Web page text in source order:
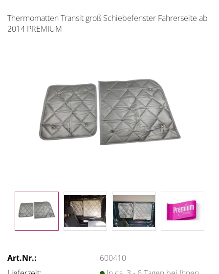
Thermomatten Transit groß Schiebefenster Fahrerseite ab
2014 PREMIUM
Art.Nr.:
600410